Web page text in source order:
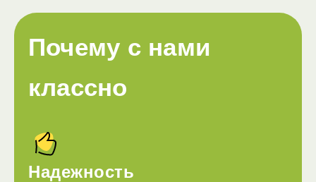
Почему с нами
классно
Надежность